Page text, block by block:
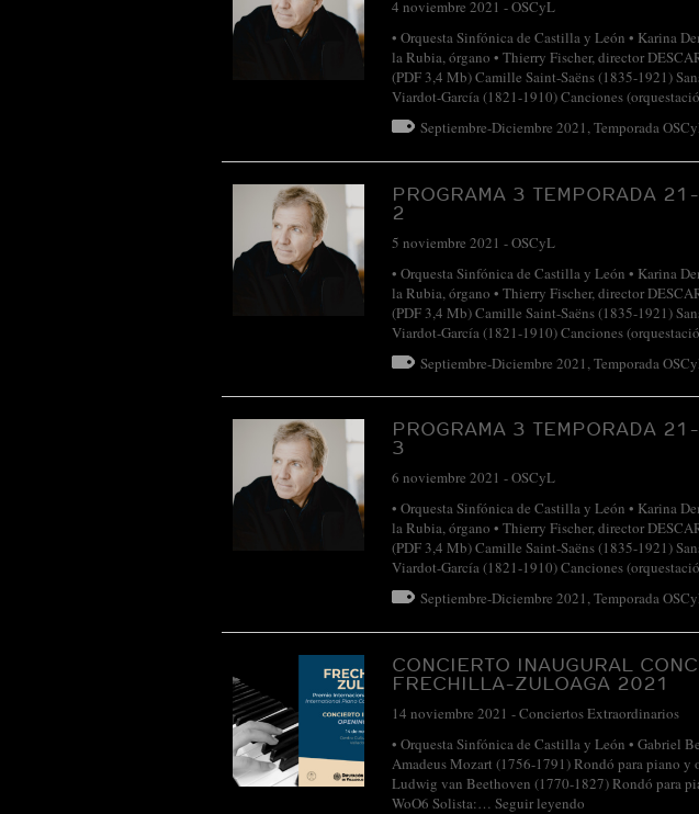
4 noviembre 2021 -OSCyL
• Orquesta Sinfónica de Castilla y León • Karina
la Rubia, órgano • Thierry Fischer, director
(PDF 3,4 Mb) Camille Saint-Saëns (1835-1921)
Viardot-García (1821-1910) Canciones
Septiembre-Diciembre 2021,Temporada
PROGRAMA 3 TEMPORADA
2
5 noviembre 2021 -OSCyL
• Orquesta Sinfónica de Castilla y León • Karina
la Rubia, órgano • Thierry Fischer, director
(PDF 3,4 Mb) Camille Saint-Saëns (1835-1921)
Viardot-García (1821-1910) Canciones
Septiembre-Diciembre 2021 , Temporada
PROGRAMA 3 TEMPORADA
3
6 noviembre 2021 -OSCyL
• Orquesta Sinfónica de Castilla y León • Karina
la Rubia, órgano • Thierry Fischer, director
(PDF 3,4 Mb) Camille Saint-Saëns (1835-1921)
Viardot-García (1821-1910) Canciones
Septiembre-Diciembre 2021,Temporada
CONCIERTO INAUGURAL
FRECHILLA-ZULOAGA 2021
14 noviembre 2021 -Conciertos Extraordinarios
• Orquesta Sinfónica de Castilla y León • Gabriel
Amadeus Mozart (1756-1791) Rondó para piano y
Ludwig van Beethoven (1770-1827) Rondó para
WoO6 Solista:… Seguir leyendo